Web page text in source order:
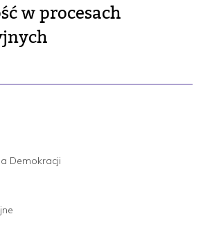
w procesach
Demokracji